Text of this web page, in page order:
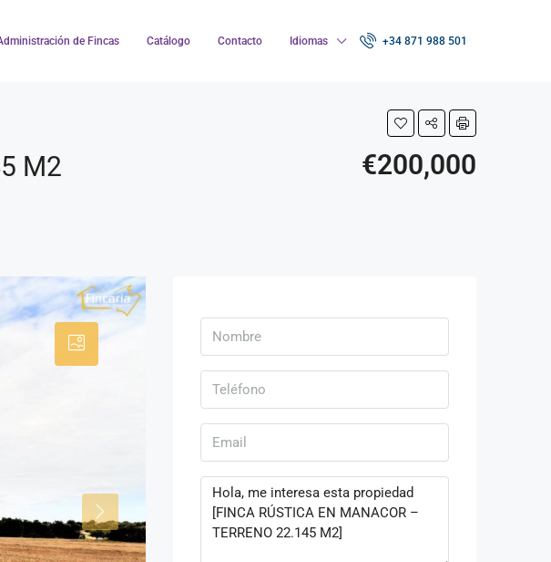
de Fincas Catálogo Contacto Idiomas +34 871 988 501
M2 €200,000